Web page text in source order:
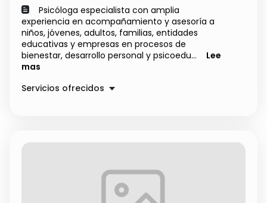
Psicóloga especialista con amplia
experiencia en acompañamiento y asesoría a
niños, jóvenes, adultos, familias, entidades
educativas y empresas en procesos de
bienestar, desarrollo personal y psicoedu...
Lee
mas
Servicios ofrecidos